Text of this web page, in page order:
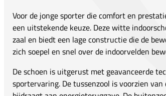
Voor de jonge sporter die comfort en
een uitstekende keuze. Deze witte
zaal en biedt een lage constructie die de
zich soepel en snel over de indoorvelden
De schoen is uitgerust met geavanceerde
sportervaring. De tussenzool is voorzien